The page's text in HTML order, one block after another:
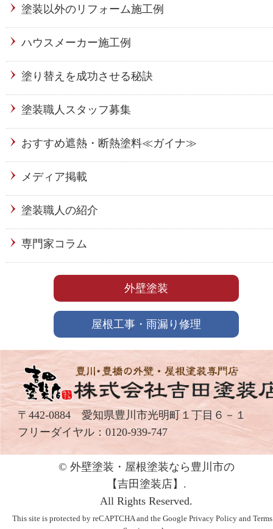
塗装以外のリフォーム施工例
ハウスメーカー施工例
塗り替えを成功させる秘訣
塗装職人スタッフ募集
おすすめ遮熱・断熱塗料≪ガイナ≫
メディア掲載
塗装職人の紹介
専門家コラム
外壁塗装
屋根工事・雨漏り修理
〒442-0884 愛知県豊川市光明町１丁目６－１
フリーダイヤル： 0120-939-747
© 外壁塗装・屋根塗装なら豊川市の
【吉⽥塗装店】.
All Rights Reserved.
This site is protected by reCAPTCHA and the Google Privacy Policyand